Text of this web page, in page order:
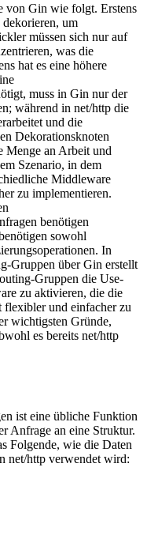
von Gin wie folgt. Erstens
um
müssen sich nur auf
was die
hat es eine höhere
muss in Gin nur der
während in net/http die
und die
Dekorationsknoten
Menge an Arbeit und
Szenario, in dem
Middleware
zu implementieren.
benötigen
sowohl
In
Gruppen über Gin erstellt
Gruppen die Use-
zu aktivieren, die die
und einfacher zu
wichtigsten Gründe,
es bereits net/http
ist eine übliche Funktion
Anfrage an eine Struktur.
Folgende, wie die Daten
net/http verwendet wird: